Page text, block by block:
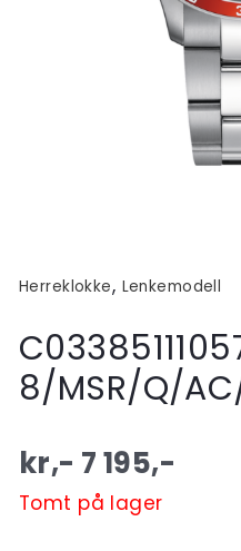
Herreklokke, Lenkemodell
8/MSR/Q/
kr,- 7 195,-
Tomt på lager